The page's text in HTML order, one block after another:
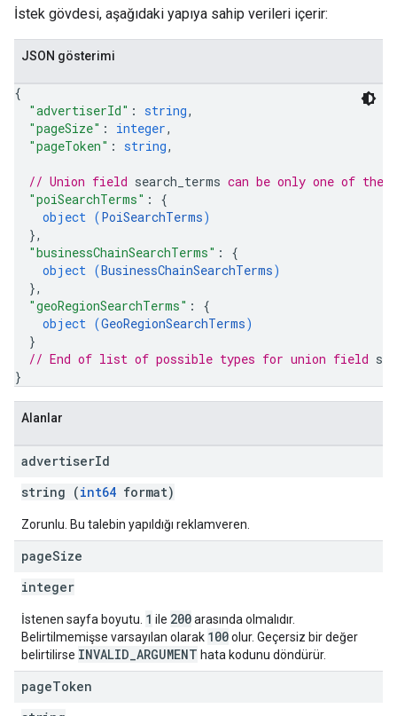
İstek gövdesi, aşağıdaki yapıya sahip verileri içerir:
JSON gösterimi
{
"advertiserId" : string,
"pageSize" : integer,
"pageToken" : string,
// Union field search_terms can be only one of the
"poiSearchTerms" : {
object (PoiSearchTerms)
},
"businessChainSearchTerms" : {
object (BusinessChainSearchTerms)
},
"geoRegionSearchTerms" : {
object (GeoRegionSearchTerms)
}
// End of list of possible types for union field
}
Alanlar
advertiserId
string (int64 format)
Zorunlu. Bu talebin yapıldığı reklamveren.
pageSize
integer
İstenen sayfa boyutu. 1 ile 200arasında olmalıdır.
Belirtilmemişse varsayılan olarak 100olur. Geçersiz bir değer
belirtilirse INVALID_ARGUMENT hata kodunu döndürür.
pageToken